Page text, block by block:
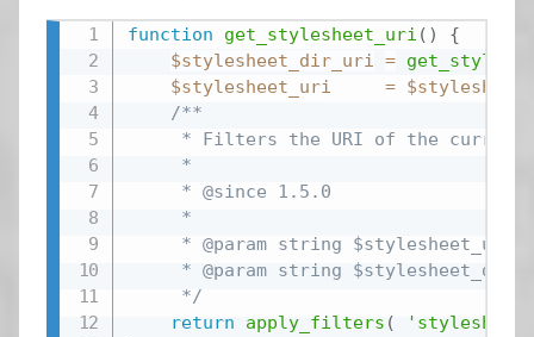
function get_stylesheet_uri ( )
{
$stylesheet_dir_uri =
$stylesheet_uri
=
/**
	 */
return
apply_filters (